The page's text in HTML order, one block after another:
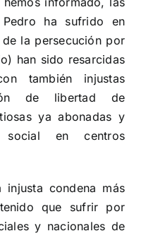
Pedro ha sufrido en
la persecución por
han sido resarcidas
también injustas
de libertad de
ya abonadas y
social en centros
condena más
que sufrir por
y nacionales de